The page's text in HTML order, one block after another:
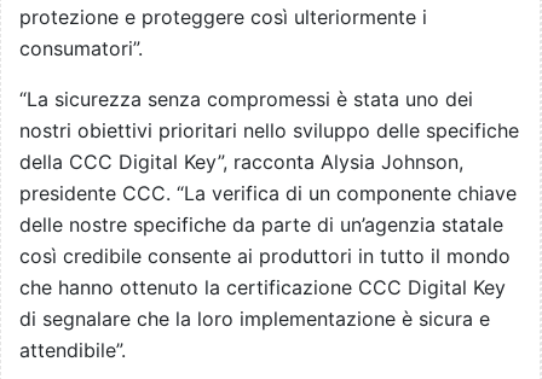
protezione e proteggere così ulteriormente i
consumatori”.
“La sicurezza senza compromessi è stata uno dei
nostri obiettivi prioritari nello sviluppo delle specifiche
della CCC Digital Key”, racconta Alysia Johnson,
presidente CCC. “La verifica di un componente chiave
delle nostre specifiche da parte di un’agenzia statale
così credibile consente ai produttori in tutto il mondo
che hanno ottenuto la certificazione CCC Digital Key
di segnalare che la loro implementazione è sicura e
attendibile”.